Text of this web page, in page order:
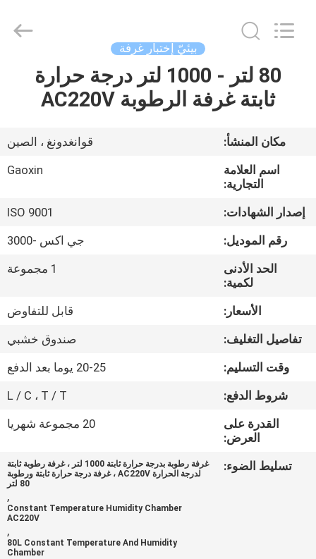
منزل،
منتجات
معلومات
عنا
جولة
المعمل
مراقبة
الجودة
اتصل
Ltd.，.
بيئيّ إختبار غرفة
80 لتر - 1000 لتر درجة حرارة
ثابتة غرفة الرطوبة AC220V
مكان المنشأ:
قوانغدونغ ، الصين
اسم العلامة
التجارية:
Gaoxin
إصدار الشهادات:
ISO 9001
رقم الموديل:
جي اكس -3000
الحد الأدنى
لكمية:
1 مجموعة
الأسعار:
قابل للتفاوض
تفاصيل التغليف:
صندوق خشبي
وقت التسليم:
20-25 يوما بعد الدفع
شروط الدفع:
L / C ، T / T
القدرة على
العرض:
20 مجموعة شهريا
تسليط الضوء:
غرفة رطوبة بدرجة حرارة ثابتة 1000 لتر ، غرفة رطوبة ثابتة
لدرجة الحرارة AC220V ، غرفة درجة حرارة ثابتة ورطوبة
80 لتر
,
Constant Temperature Humidity Chamber
AC220V
,
80L Constant Temperature And Humidity
Chamber